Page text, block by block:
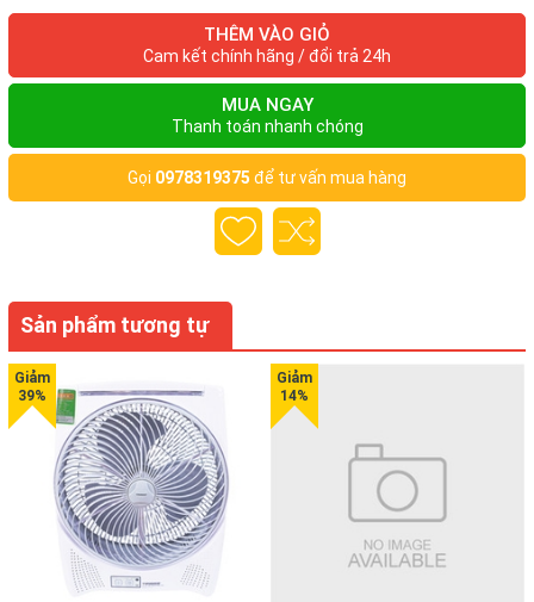
CHẤT CHỐNG DÍNH POLY-FLON
Nồi trong làm bằng nhôm Ally loại A theo dạng tròn dày khiến
việc luân chuyển hiệu quả hơn. Chất chống dính Poly-Flon giúp
cơm không bám vào thành nồi gây cháy mà lại dễ chùi rửa. Tay
nắm bằng nhựa đặc biệt giúp lấy nồi ra dễ dàng ngay cả khi nồi
Cốc đong gạo và muỗng xới cơm.
THÔNG SỐ KỸ THUẬT NỒI CƠM ĐIỆN
Nguồn điện nồi cơm điện: 220 – 240V/ 50Hz – 60Hz
Dung Tích nồi cơm điện; 1.8 L
Công suất nồi cơm điện: 830 W
THÊM VÀO GIỎ
Cam kết chính hãng / đổi trả 24h
MUA NGAY
Thanh toán nhanh chóng
Gọi 0978319375 để tư vấn mua hàng
Sản phẩm tương tự